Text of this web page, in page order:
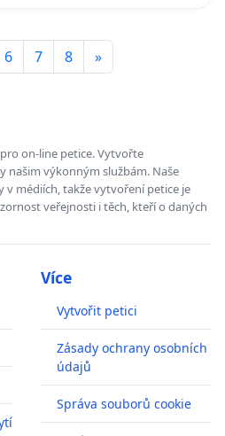
6 7 8 »
on-line petice. Vytvořte
našim výkonným službám. Naše
v médiích, takže vytvoření petice je
veřejnosti i těch, kteří o daných
Více
Vytvořit petici
Zásady ochrany osobních
údajů
Správa souborů cookie